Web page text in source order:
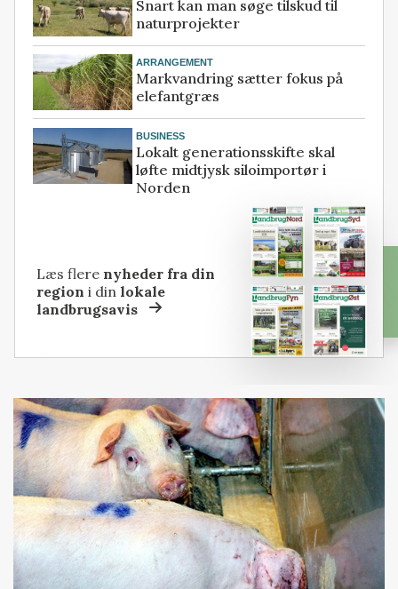
Snart kan man søge tilskud til
naturprojekter
ARRANGEMENT
Markvandring sætter fokus på
elefantgræs
BUSINESS
Lokalt generationsskifte skal
løfte midtjysk siloimportør i
Norden
Læs flere nyheder fra din
region i dinlokale
landbrugsavis